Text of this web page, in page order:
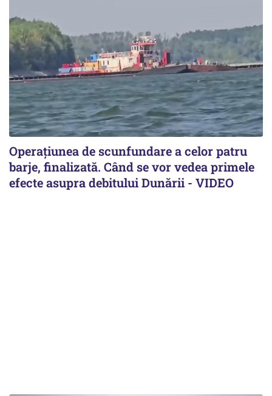
Operațiunea de scunfundare a celor patru
barje, finalizată. Când se vor vedea primele
efecte asupra debitului Dunării - VIDEO